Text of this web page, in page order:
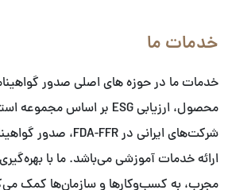
خدمات ما
خدمات ما در حوزه های اصلی صدور
ارائه خدمات آموزشی می‌باشد. ما با
مجرب، به کسب‌وکارها و سازمان‌ها کمک